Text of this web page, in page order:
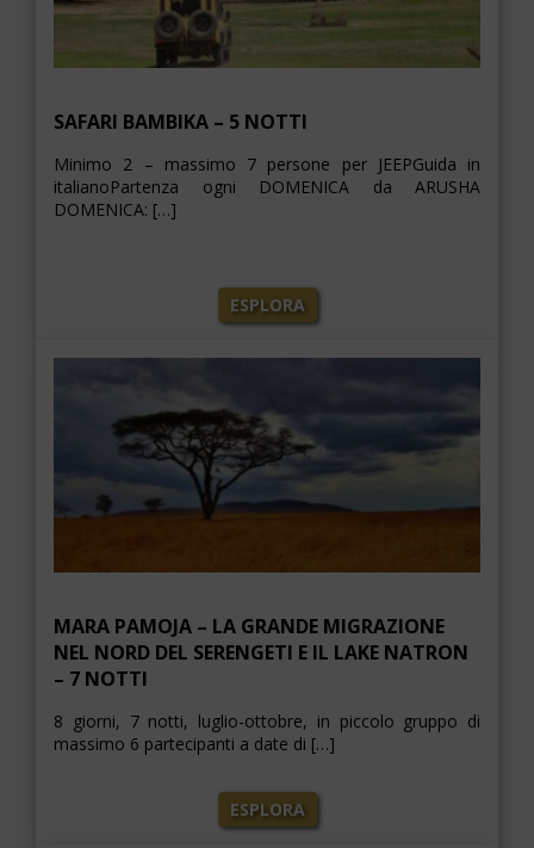
SAFARI BAMBIKA – 5 NOTTI
Minimo 2 – massimo 7 persone per JEEPGuida in
italianoPartenza ogni DOMENICA da ARUSHA
DOMENICA: […]
ESPLORA
MARA PAMOJA – LA GRANDE MIGRAZIONE
NEL NORD DEL SERENGETI E IL LAKE NATRON
– 7 NOTTI
8 giorni, 7 notti, luglio-ottobre, in piccolo gruppo di
massimo 6 partecipanti a date di […]
ESPLORA